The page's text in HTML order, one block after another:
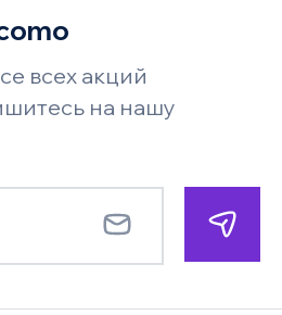
и системы
и
всех акций
на нашу
и срокам доставки
цену
доставки